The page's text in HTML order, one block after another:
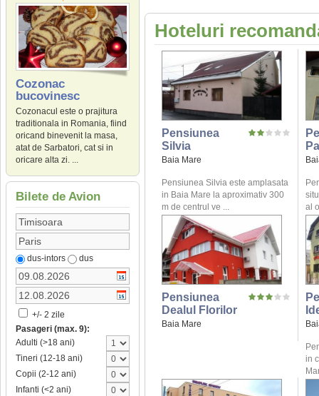
Cozonac
bucovinesc
Cozonacul este o prajitura
traditionala in Romania, fiind
oricand binevenit la masa,
atat de Sarbatori, cat si in
oricare alta zi. ...
Bilete de Avion
dus-intors dus
+/- 2 zile
Pasageri (max. 9):
Adulti (>18 ani)
Tineri (12-18 ani)
Copii (2-12 ani)
Infanti (<2 ani)
Hoteluri
Pensiunea
Silvia
Baia Mare
Pensiunea Silvia este amplasata
in Baia Mare la aproximativ 300
m de centrul ve ...
al
Pensiunea
Dealul Florilor
Baia Mare
in